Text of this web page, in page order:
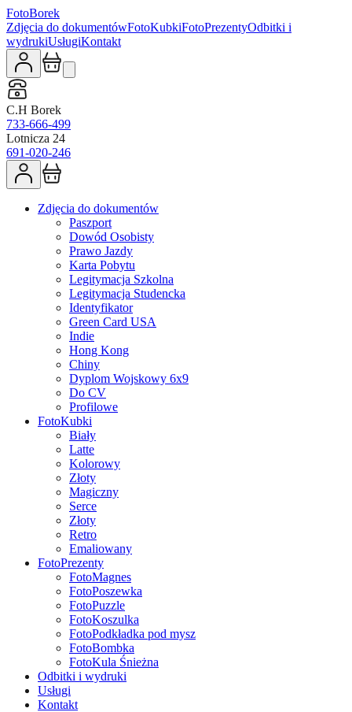
FotoBorek
Zdjęcia do dokumentówFotoKubkiFotoPrezentyOdbitki i
wydrukiUsługiKontakt
C.H Borek
733-666-499
Lotnicza 24
691-020-246
Zdjęcia do dokumentów
Paszport
Dowód Osobisty
Prawo Jazdy
Karta Pobytu
Legitymacja Szkolna
Legitymacja Studencka
Identyfikator
Green Card USA
Indie
Hong Kong
Chiny
Dyplom Wojskowy 6x9
Do CV
Profilowe
FotoKubki
Biały
Latte
Kolorowy
Złoty
Magiczny
Serce
Złoty
Retro
Emaliowany
FotoPrezenty
FotoMagnes
FotoPoszewka
FotoPuzzle
FotoKoszulka
FotoPodkładka pod mysz
FotoBombka
FotoKula Śnieżna
Odbitki i wydruki
Usługi
Kontakt